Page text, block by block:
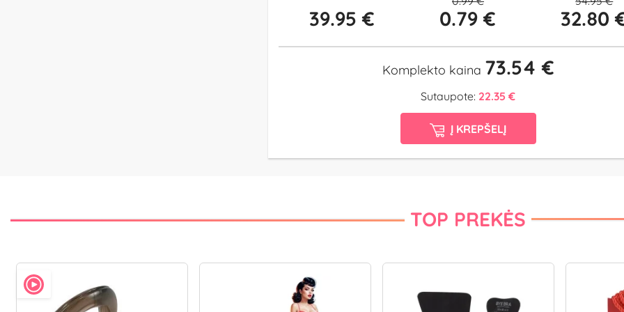
39.95 € 0.79 € 32.80
Komplekto kaina 73.54 €
Sutaupote: 22.35 €
Į KREPŠELĮ
TOP PREKĖS